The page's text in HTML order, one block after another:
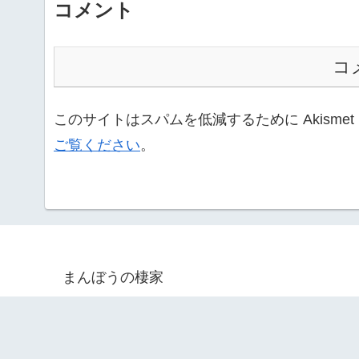
コメント
コ
このサイトはスパムを低減するために
ご覧ください。
まんぼうの棲家